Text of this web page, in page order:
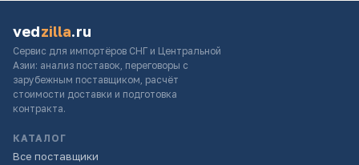
vedzilla.ru
Сервис для импортёров СНГ и Центральной
Азии: анализ поставок, переговоры с
зарубежным поставщиком, расчёт
стоимости доставки и подготовка
контракта.
КАТАЛОГ
Все поставщики